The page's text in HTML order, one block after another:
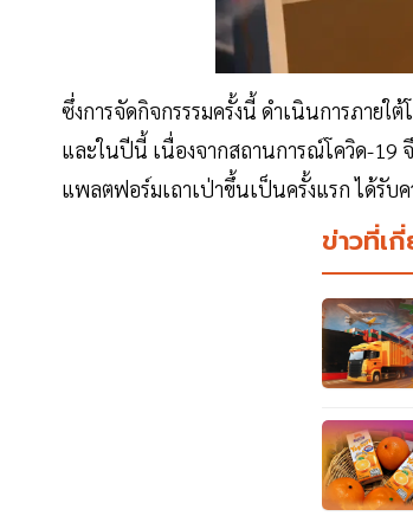
ซึ่งการจัดกิจกรรรมครั้งนี้ ดำเนินการภายใ
และในปีนี้ เนื่องจากสถานการณ์โควิด-19
แพลตฟอร์มเถาเป่าขึ้นเป็นครั้งแรก ได้รับ
ข่าวที่เ